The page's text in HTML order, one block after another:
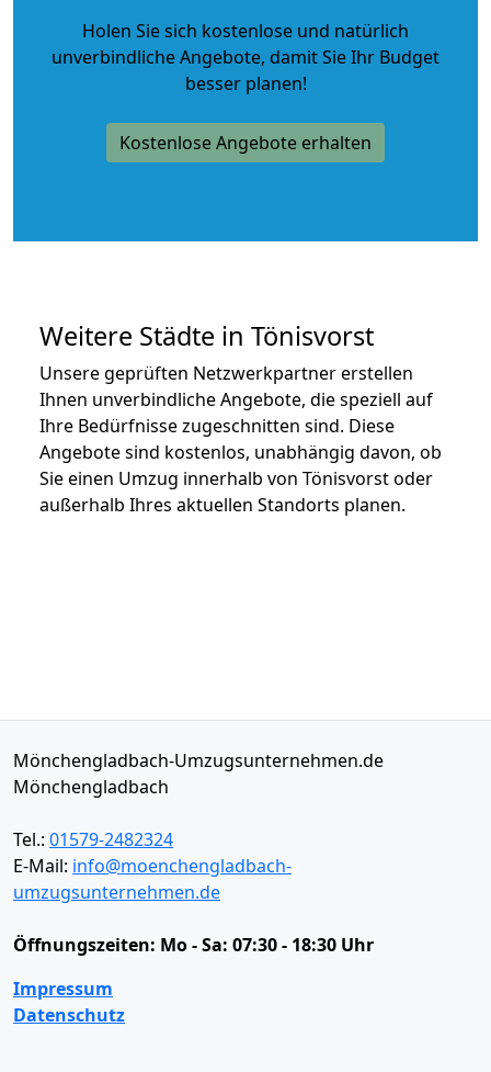
Holen Sie sich kostenlose und natürlich
unverbindliche Angebote, damit Sie Ihr Budget
besser planen!
Kostenlose Angebote erhalten
Weitere Städte in Tönisvorst
Unsere geprüften Netzwerkpartner erstellen
Ihnen unverbindliche Angebote, die speziell auf
Ihre Bedürfnisse zugeschnitten sind. Diese
Angebote sind kostenlos, unabhängig davon, ob
Sie einen Umzug innerhalb von Tönisvorst oder
außerhalb Ihres aktuellen Standorts planen.
Mönchengladbach-Umzugsunternehmen.de
Mönchengladbach
Tel.: 01579-2482324
E-Mail: info@moenchengladbach-
umzugsunternehmen.de
Öffnungszeiten: Mo - Sa: 07:30 - 18:30 Uhr
Impressum
Datenschutz